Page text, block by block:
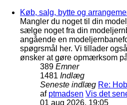
Køb, salg, bytte og
Mangler du noget til din
sælge noget fra din
angående en
spøgrsmål her. Vi tillader
ønsker at gøre opmærksom
389 Emner
1481 Indlæg
Seneste indlæg Re:
af ptmadsen Vis det
01 aug 2026, 19:05